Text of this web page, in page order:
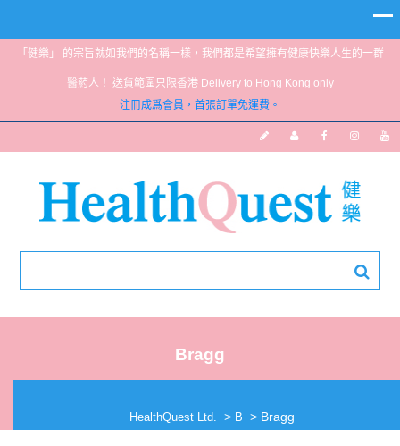
「健樂」 的宗旨就如我們的名稱一樣，我們都是希望擁有健康快樂人生的一群
醫葯人！ 送貨範圍只限香港 Delivery to Hong Kong only
注冊成爲會員，首張訂單免運費。
Bragg
HealthQuest Ltd. > B > Bragg